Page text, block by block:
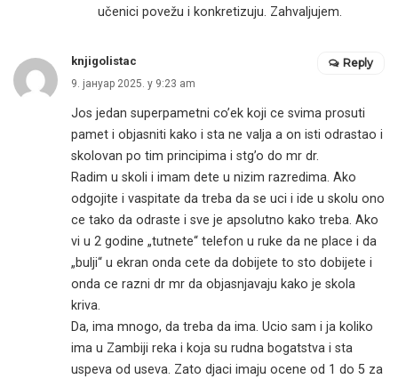
učenici povežu i konkretizuju. Zahvaljujem.
knjigolistac
9. јануар 2025. у 9:23 am
Jos jedan superpametni co’ek koji ce svima prosuti
pamet i objasniti kako i sta ne valja a on isti odrastao i
skolovan po tim principima i stg’o do mr dr.
Radim u skoli i imam dete u nizim razredima. Ako
odgojite i vaspitate da treba da se uci i ide u skolu ono
ce tako da odraste i sve je apsolutno kako treba. Ako
vi u 2 godine „tutnete“ telefon u ruke da ne place i da
„bulji“ u ekran onda cete da dobijete to sto dobijete i
onda ce razni dr mr da objasnjavaju kako je skola
kriva.
Da, ima mnogo, da treba da ima. Ucio sam i ja koliko
ima u Zambiji reka i koja su rudna bogatstva i sta
uspeva od useva. Zato djaci imaju ocene od 1 do 5 za
Reply